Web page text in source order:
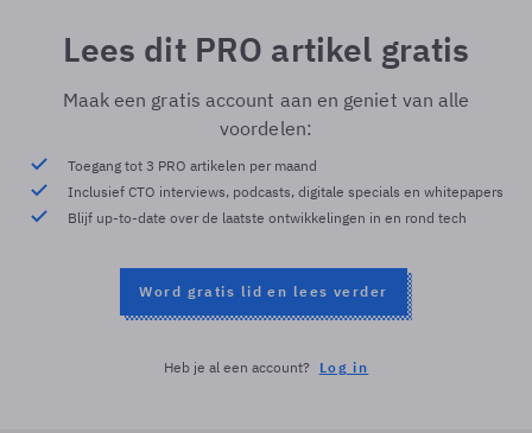
Lees dit PRO artikel gratis
Maak een gratis account aan en geniet van alle
voordelen:
Toegang tot 3 PRO artikelen per maand
Inclusief CTO interviews, podcasts, digitale specials en whitepapers
Blijf up-to-date over de laatste ontwikkelingen in en rond tech
Word gratis lid en lees verder
Heb je al een account? Log in